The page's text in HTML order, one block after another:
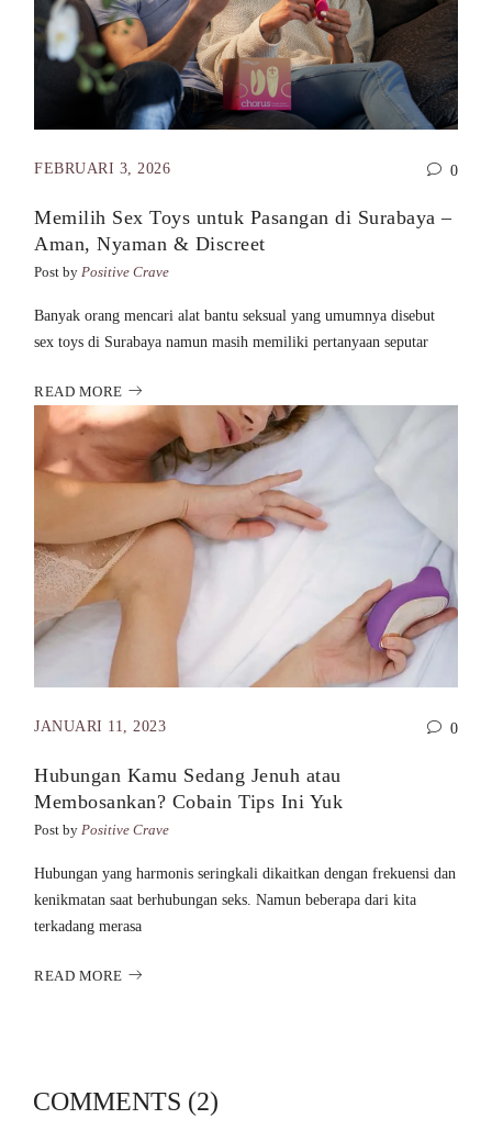
FEBRUARI 3, 2026 0
Memilih Sex Toys untuk Pasangan di Surabaya –
Aman, Nyaman & Discreet
Post by Positive Crave
Banyak orang mencari alat bantu seksual yang umumnya disebut
sex toys di Surabaya namun masih memiliki pertanyaan seputar
READ MORE
JANUARI 11, 2023 0
Hubungan Kamu Sedang Jenuh atau
Membosankan? Cobain Tips Ini Yuk
Post by Positive Crave
Hubungan yang harmonis seringkali dikaitkan dengan frekuensi dan
kenikmatan saat berhubungan seks. Namun beberapa dari kita
terkadang merasa
READ MORE
COMMENTS (2)